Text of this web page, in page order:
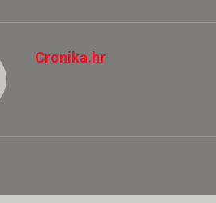
Cronika.hr